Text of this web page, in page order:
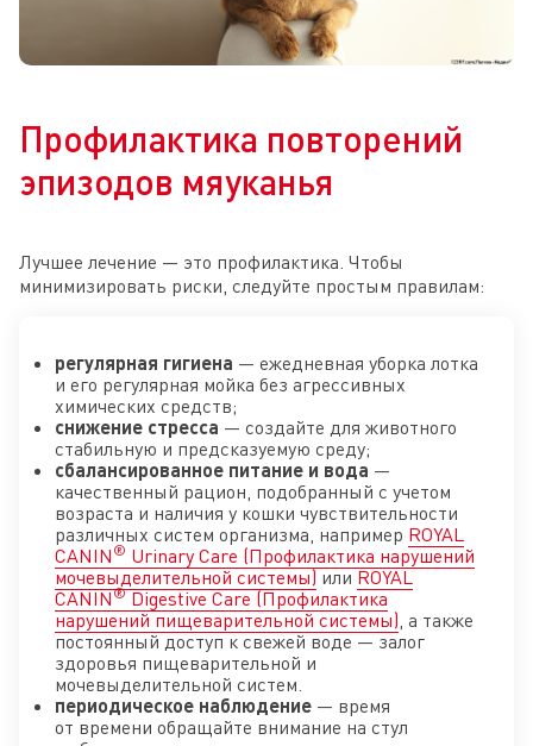
Профилактика повторений
эпизодов мяуканья
Лучшее лечение — это профилактика. Чтобы
минимизировать риски, следуйте простым правилам:
регулярная гигиена — ежедневная уборка лотка
и его регулярная мойка без агрессивных
химических средств;
снижение стресса — создайте для животного
стабильную и предсказуемую среду;
сбалансированное питание и вода —
качественный рацион, подобранный с учетом
возраста и наличия у кошки чувствительности
различных систем организма, например ROYAL
CANIN ® Urinary Care (Профилактика нарушений
мочевыделительной системы) или ROYAL
CANIN® Digestive Care (Профилактика
нарушений пищеварительной системы), а также
постоянный доступ к свежей воде — залог
здоровья пищеварительной и
мочевыделительной систем.
периодическое наблюдение — время
от времени обращайте внимание на стул